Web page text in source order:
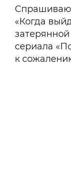
«Когда
сериала
к